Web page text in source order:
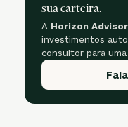
sua carteira.
A Horizon
investimentos
consultor para uma